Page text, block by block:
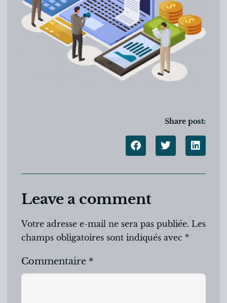
Share post:
Leave a comment
Votre adresse e-mail ne sera pas publiée. Les
champs obligatoires sont indiqués avec *
Commentaire *